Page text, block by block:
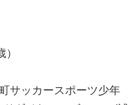
サッカースポーツ少年